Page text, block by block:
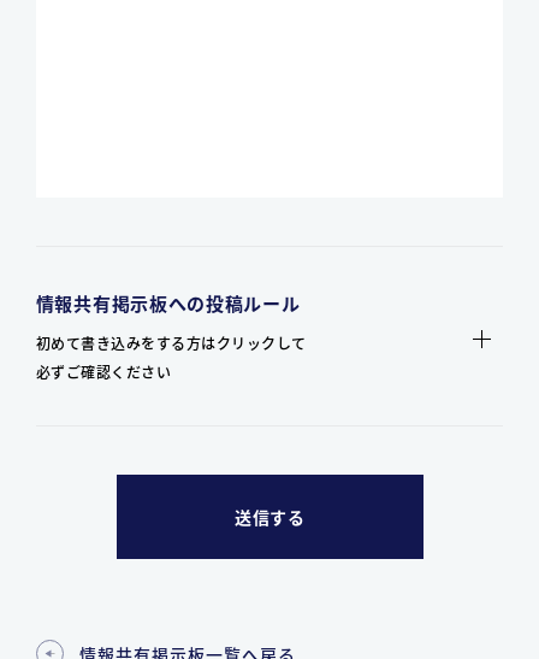
情報共有掲示板への投稿ルール
初めて書き込みをする方はクリックして
必ずご確認ください
情報共有掲示板一覧へ戻る